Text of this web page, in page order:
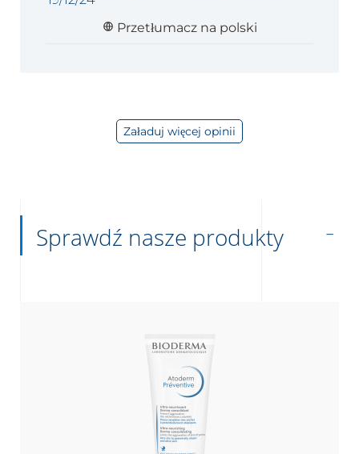
Przetłumacz na polski
Załaduj więcej opinii
Sprawdź nasze produkty